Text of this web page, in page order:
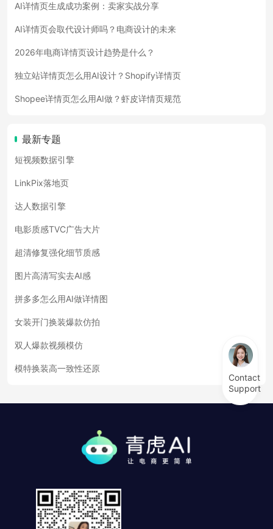
AI详情页生成成功案例：卖家实战分享
AI详情页会取代设计师吗？电商设计的未来
2026年电商详情页设计趋势是什么？
独立站详情页怎么用AI设计？Shopify详情页
Shopee详情页怎么用AI做？虾皮详情页规范
最新专题
短视频数据引擎
LinkPix落地页
达人数据引擎
电影质感TVC广告大片
超清修复强化细节质感
图片高清写实去AI感
拼多多怎么用AI做详情图
女装开门换装爆款仿拍
双人爆款视频模仿
模特换装高一致性还原
Contact
Support